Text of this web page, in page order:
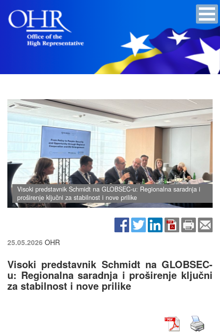
Visoki predstavnik Schmidt na GLOBSEC-u: Regionalna saradnja i
proširenje ključni za stabilnost i nove prilike
25.05.2026 OHR
Visoki predstavnik Schmidt na GLOBSEC-
u: Regionalna saradnja i proširenje ključni
za stabilnost i nove prilike